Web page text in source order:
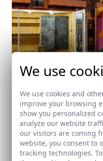
Wandering Museum
Ciudad de Panamá
We use
We use cookies and
improve your browsing
show you personalized
analyze our website
our visitors are coming
website, you consent to
tracking technologies.